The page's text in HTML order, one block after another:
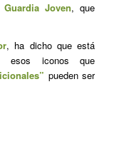
Guardia Joven, que
, ha dicho que está
esos iconos que
pueden ser